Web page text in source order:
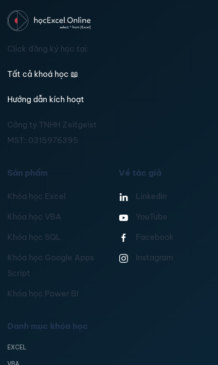
Click đăng ký học tại:
Tất cả khoá học 📖
Hướng dẫn kích hoạt
Công ty TNHH Zeitgeist
MST: 0315976395
Sản phẩm
Khóa học Excel
Khóa học VBA
Khóa học SQL
Khóa học Google Apps
Script
Khóa học Power BI
Về tác giả
Linkedin
YouTube
Facebook
Instagram
Danh mục khóa học
EXCEL